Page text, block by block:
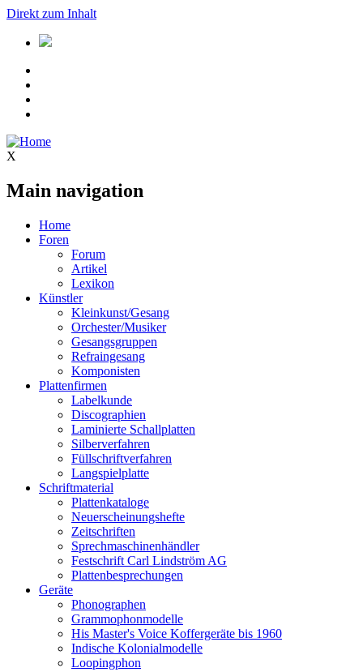
Direkt zum Inhalt
X
Main navigation
Home
Foren
Forum
Artikel
Lexikon
Künstler
Kleinkunst/Gesang
Orchester/Musiker
Gesangsgruppen
Refraingesang
Komponisten
Plattenfirmen
Labelkunde
Discographien
Laminierte Schallplatten
Silberverfahren
Füllschriftverfahren
Langspielplatte
Schriftmaterial
Plattenkataloge
Neuerscheinungshefte
Zeitschriften
Sprechmaschinenhändler
Festschrift Carl Lindström AG
Plattenbesprechungen
Geräte
Phonographen
Grammophonmodelle
His Master's Voice Koffergeräte bis 1960
Indische Kolonialmodelle
Loopingphon